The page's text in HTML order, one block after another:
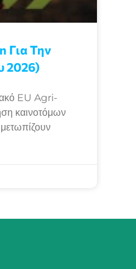
Για Την
2026)
EU Agri-
καινοτόμων